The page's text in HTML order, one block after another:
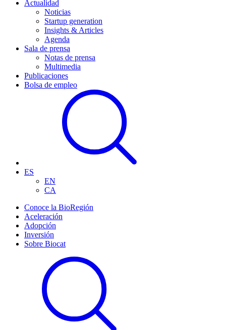
Actualidad
Noticias
Startup generation
Insights & Articles
Agenda
Sala de prensa
Notas de prensa
Multimedia
Publicaciones
Bolsa de empleo
ES
EN
CA
Conoce la BioRegión
Aceleración
Adopción
Inversión
Sobre Biocat